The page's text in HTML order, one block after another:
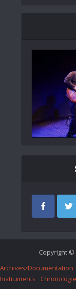
Copyright ©
Archives/Documentation
Instruments
Chronologie